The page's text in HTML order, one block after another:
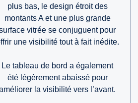
plus bas, le design étroit des
montants A et une plus grande
vitrée se conjuguent pour
une visibilité tout à fait inédite.
Le tableau de bord a également
été légèrement abaissé pour
la visibilité vers l’avant.